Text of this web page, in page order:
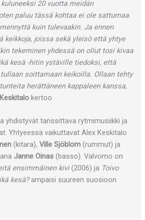
20 vuotta meidän
paluu tässä kohtaa ei ole sattumaa.
kuin tulevaakin. Ja ennen
keikkoja, joissa sekä yleisö että yhtye
tekeminen yhdessä on ollut tosi kivaa
kesä -hitin ystäville tiedoksi, että
soittamaan keikoilla. Ollaan tehty
herättäneen kappaleen kanssa,
kertoo.
yhdistyvät tanssittava rytmimusiikki ja
Yhtyeessä vaikuttavat Alex Keskitalo
(kitara),Ville Sjöblom (rummut) ja
Janne Oinas (basso). Valvomo on
ensimmäinen kivi(2006) ja Toivo
kesä?ampaisi suureen suosioon